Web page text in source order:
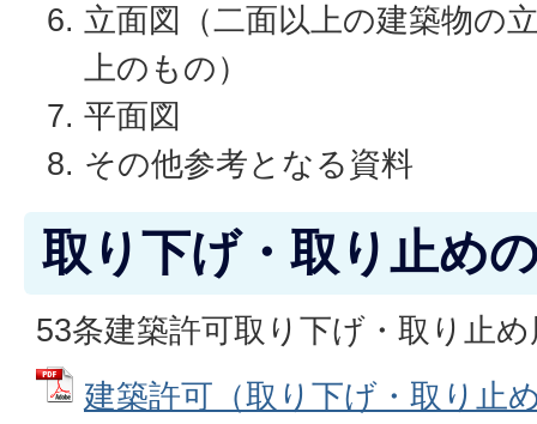
立面図（二面以上の建築物の
上のもの）
平面図
その他参考となる資料
取り下げ・取り止め
53条建築許可取り下げ・取り止
建築許可（取り下げ・取り止